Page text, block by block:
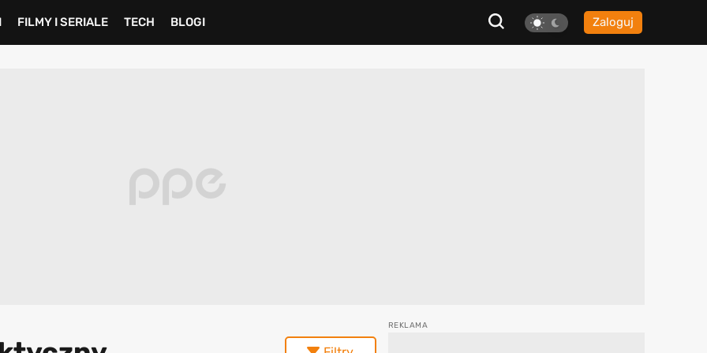
Zaloguj
FILMY I SERIALE TECH BLOGI